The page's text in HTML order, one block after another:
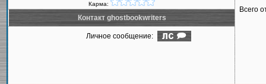
Карма:
Всего
Контакт ghostbookwriters
Личное сообщение: